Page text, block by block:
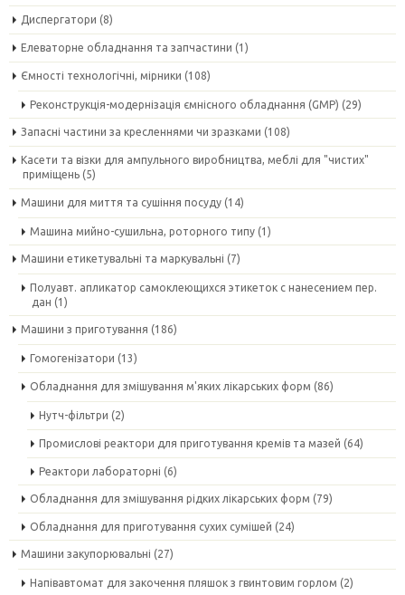
Диспергатори (8)
Елеваторне обладнання та запчастини (1)
Ємності технологічні, мірники (108)
Реконструкція-модернізація ємнісного обладнання (GMP) (29)
Запасні частини за кресленнями чи зразками (108)
Касети та візки для ампульного виробництва, меблі для "чистих"
приміщень (5)
Машини для миття та сушіння посуду (14)
Машина мийно-сушильна, роторного типу (1)
Машини етикетувальні та маркувальні (7)
Полуавт. апликатор самоклеющихся этикеток с нанесением пер.
дан (1)
Машини з приготування (186)
Гомогенізатори (13)
Обладнання для змішування м'яких лікарських форм (86)
Нутч-фільтри (2)
Промислові реактори для приготування кремів та мазей (64)
Реактори лабораторні (6)
Обладнання для змішування рідких лікарських форм (79)
Обладнання для приготування сухих сумішей (24)
Машини закупорювальні (27)
Напівавтомат для закочення пляшок з гвинтовим горлом (2)